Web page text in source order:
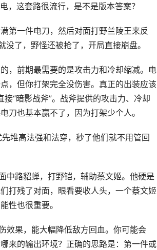
，这套路很流行，是不是版本答案？
第一件电刀，然后对面打野兰陵王来反
了，野怪还被抢了，开局直接崩盘。
，前期最需要的是攻击力和冷却缩减。电
，但你打架完全没伤害。真正的出装应该
“暗影战斧”。战斧提供的攻击力、冷却
刀也基本赢不了，因为打架少个人。
堆高法强和法穿，秒了他们就不用管回
中路貂蝉，打野铠，辅助蔡文姬。他硬是
打残了对面，眼看要收人头，一个蔡文姬
性也很重要。
效果，能大幅降低敌方回血。你可能会
来的输出环境？正确的思路是：第一件或